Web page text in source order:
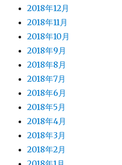
2018年12月
2018年11月
2018年10月
2018年9月
2018年8月
2018年7月
2018年6月
2018年5月
2018年4月
2018年3月
2018年2月